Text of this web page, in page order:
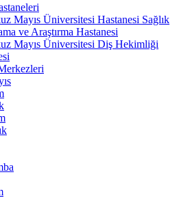
Mayıs Üniversitesi Hastanesi Sağlık
ve Araştırma Hastanesi
Mayıs Üniversitesi Diş Hekimliği